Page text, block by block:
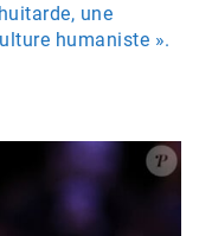
une
humaniste ».